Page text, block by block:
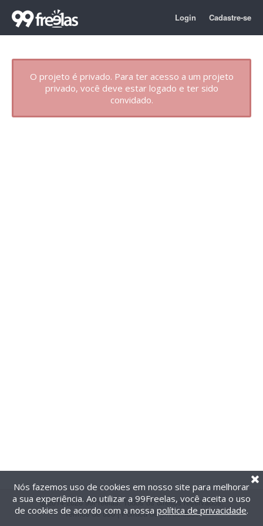
Login Cadastre-se
O projeto é privado. Para ter acesso a um projeto
privado, você deve estar logado e ter sido
convidado.
@2014-2026 99Freelas. Todos os direitos reservados.
Termos de uso| Política de privacidade
Nós fazemos uso de cookies em nosso site para melhorar
a sua experiência. Ao utilizar a 99Freelas, você aceita o uso
de cookies de acordo com a nossa política de privacidade.